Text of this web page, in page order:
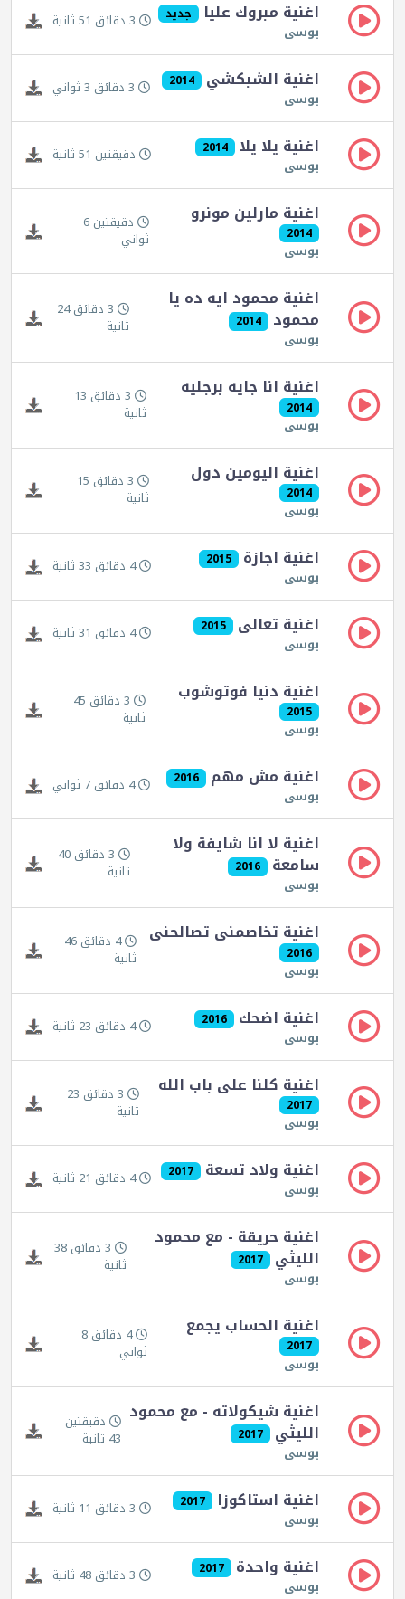
اغنية مبروك عليا جديد
بوسى 3 دقائق 51 ثانية
اغنية الشبكشي 2014
بوسى 3 دقائق 3 ثواني
اغنية يلا يلا 2014
بوسى دقيقتين 51 ثانية
اغنية مارلين مونرو
2014
بوسى
دقيقتين 6
ثواني
اغنية محمود ايه ده يا
محمود 2014
بوسى
3 دقائق 24
ثانية
اغنية انا جايه برجليه
2014
بوسى
3 دقائق 13
ثانية
اغنية اليومين دول
2014
بوسى
3 دقائق 15
ثانية
اغنية اجازة 2015
بوسى 4 دقائق 33 ثانية
اغنية تعالى 2015
بوسى 4 دقائق 31 ثانية
اغنية دنيا فوتوشوب
2015
بوسى
3 دقائق 45
ثانية
اغنية مش مهم 2016
بوسى 4 دقائق 7 ثواني
اغنية لا انا شايفة ولا
سامعة 2016
بوسى
3 دقائق 40
ثانية
اغنية تخاصمنى تصالحنى
2016
بوسى
4 دقائق 46
ثانية
اغنية اضحك 2016
بوسى 4 دقائق 23 ثانية
اغنية كلنا على باب الله
2017
بوسى
3 دقائق 23
ثانية
اغنية ولاد تسعة 2017
بوسى 4 دقائق 21 ثانية
اغنية حريقة - مع محمود
الليثي 2017
بوسى
3 دقائق 38
ثانية
اغنية الحساب يجمع
2017
بوسى
4 دقائق 8
ثواني
اغنية شيكولاته - مع محمود
الليثي 2017
بوسى
دقيقتين
43 ثانية
اغنية استاكوزا 2017
بوسى 3 دقائق 11 ثانية
اغنية واحدة 2017
بوسى 3 دقائق 48 ثانية